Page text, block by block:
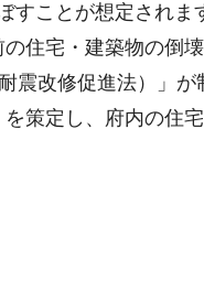
ことが想定されま
住宅・建築物の倒
改修促進法）」が
策定し、府内の住